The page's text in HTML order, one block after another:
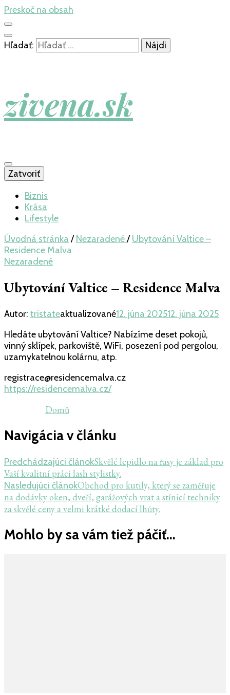
Preskoč na obsah
Hľadať:
zivena.sk
Zatvoriť
Biznis
Krása
Lifestyle
Úvodná stránka / Nezaradené/ Ubytování Valtice –
Residence Malva
Nezaradené
Ubytování Valtice – Residence Malva
Autor: tristateaktualizované12. júna 202512. júna 2025
Hledáte ubytování Valtice? Nabízíme deset pokojů,
vinný sklípek, parkoviště, WiFi, posezení pod pergolou,
uzamykatelnou kolárnu, atp.
registrace@residencemalva.cz
https://residencemalva.cz/
Domů
Navigácia v článku
Predchádzajúci článokSkvělé lepidlo na řasy je základ pro
Vaší kvalitní práci lash stylistky.
Nasledujúci článokObchod pro kutily, který se zaměřuje
na dodávky oken, dveří, garážových vrat a stínicí techniky
za skvělé ceny a velmi krátké dodací lhůty.
Mohlo by sa vám tiež páčiť...